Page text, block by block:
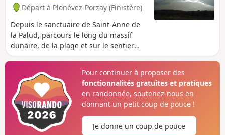
Départ à Plonévez-Porzay (Finistère)
Depuis le sanctuaire de Saint-Anne de
la Palud, parcours le long du massif
dunaire, de la plage et sur le sentier
côtier du GR®34. Le circuit se poursuit
retrouve le point de départ par des
petites routes de campagne offrant une
vue sur la Baie de Douarnenez.
Attention : GR® interdit entre le (3) et (4)
depuis mars 2021. Étude en cours mais
aucune indication sur place. Déviation
Pour continuer à proposer des
fonctionnalités gratuites et pratiques
en randonnée, soutenez-nous en
donnant un petit coup de pouce !
Je donne un coup de pouce